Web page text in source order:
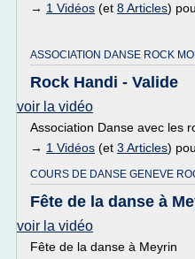
→ 1 Vidéos (et 8 Articles)
ASSOCIATION DANSE ROCK
Rock Handi - Valide
voir la vidéo
Association Danse avec les
→ 1 Vidéos (et 3 Articles)
COURS DE DANSE GENEVE
Fête de la danse à
voir la vidéo
Fête de la danse à Meyrin